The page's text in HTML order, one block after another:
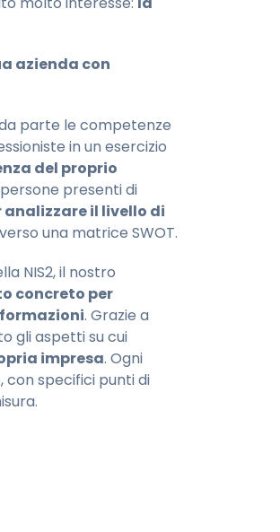
azienda con
parte le competenze
in un esercizio
del proprio
presenti di
analizzare il livello di
una matrice SWOT.
NIS2, il nostro
concreto per
. Grazie a
gli aspetti su cui
impresa. Ogni
con specifici punti di